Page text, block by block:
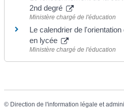
2nd degré
Ministère chargé de l'éducation
Le calendrier de
en lycée
Ministère chargé de l'éducation
© Direction de l'information légale et